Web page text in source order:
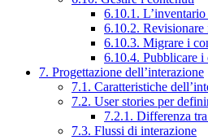
6.10.1.
6.10.2. Revisionare
6.10.3. Migrare i
6.10.4. Pubblicare i
7. Progettazione dell’interazione
7.1. Caratteristiche
7.2. User stories per
7.2.1. Differenza
7.3. Flussi di interazione